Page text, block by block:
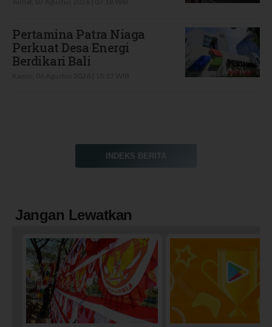
Pertamina Patra Niaga
Perkuat Desa Energi
Berdikari Bali
INDEKS BERITA
Jangan Lewatkan